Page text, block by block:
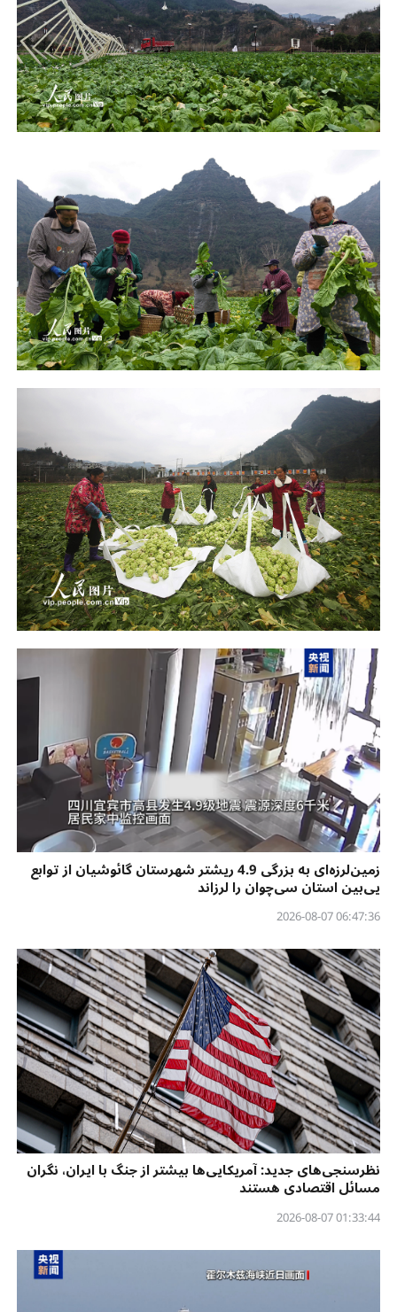
زمین‌لرزه‌ای به بزرگی 4.9 ریشتر شهرستان گائوشیان از توابع
یی‌بین استان سی‌چوان را لرزاند
06:47:36 2026-08-07
نظرسنجی‌‌های جدید: آمریکایی‌ها بیشتر از جنگ با ایران، نگران
مسائل اقتصادی هستند
01:33:44 2026-08-07